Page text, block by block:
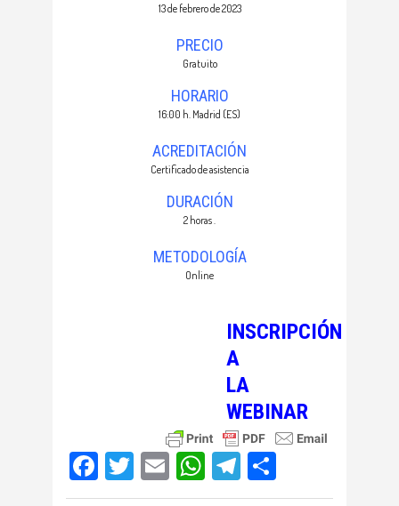
13 de febrero de 2023
PRECIO
Gratuito
HORARIO
16:00 h. Madrid (ES)
ACREDITACIÓN
Certificado de asistencia
DURACIÓN
2 horas .
METODOLOGÍA
Online
INSCRIPCIÓN
A
LA
WEBINAR
Facebook
TwitterEmailWhatsApp
Telegram